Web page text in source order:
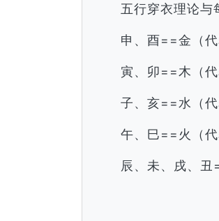
五行穿衣理论与
申、酉==金（代
寅、卯==木（代
子、亥==水（代
午、巳==火（代
辰、未、戌、丑